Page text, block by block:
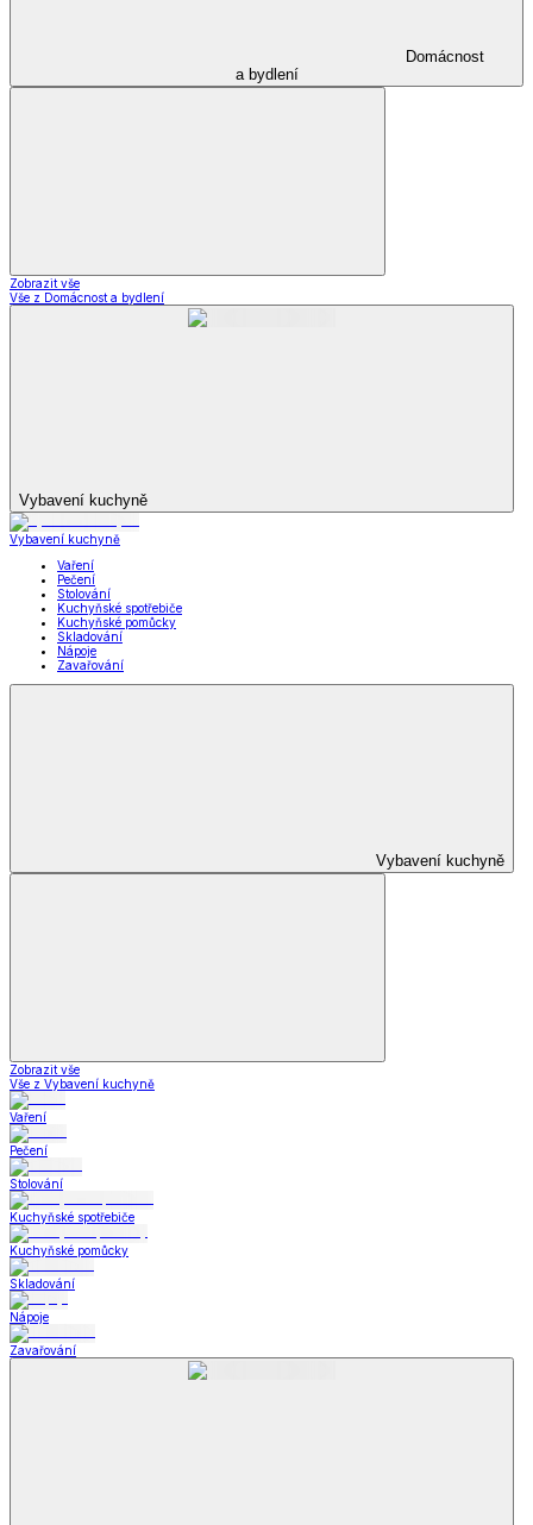
Domácnost
a bydlení
Zobrazit vše
Vše z Domácnost a bydlení
Vybavení kuchyně
Vybavení kuchyně
Vaření
Pečení
Stolování
Kuchyňské spotřebiče
Kuchyňské pomůcky
Skladování
Nápoje
Zavařování
Vybavení kuchyně
Zobrazit vše
Vše z Vybavení kuchyně
Vaření
Pečení
Stolování
Kuchyňské spotřebiče
Kuchyňské pomůcky
Skladování
Nápoje
Zavařování